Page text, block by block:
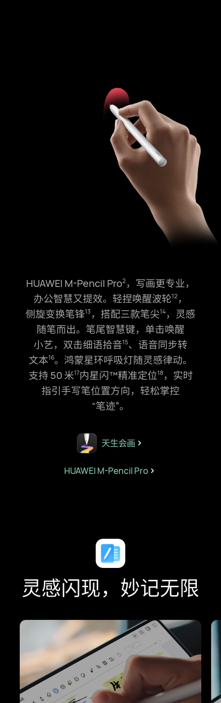
HUAWEI M-Pencil Pro⁠2，写画更专业，
办公智慧又提效。轻捏唤醒波轮⁠12，
侧⁠旋变换笔锋⁠13 ，搭配三款笔尖⁠14，灵感
随笔而出。笔尾智慧键，单击唤醒
小⁠艺，双击细语拾音⁠15、语音同步转
文⁠本⁠16。鸿蒙星环呼吸灯随灵感律动。
支持 50 米⁠17内星闪™精准定位⁠18，实时
指引手写笔位置方向，轻松掌⁠控
“笔⁠迹”。
天生会画
HUAWEI M-Pencil Pro
灵感闪现，妙记无限